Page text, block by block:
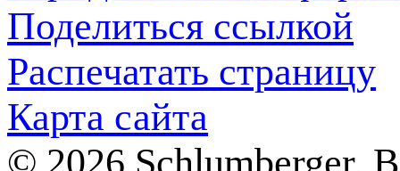
Поделиться ссылкой
Распечатать страницу
Карта сайта